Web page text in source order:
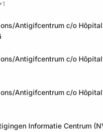
Antigifcentrum c/o
Antigifcentrum c/o
Antigifcentrum c/o
Informatie Centrum